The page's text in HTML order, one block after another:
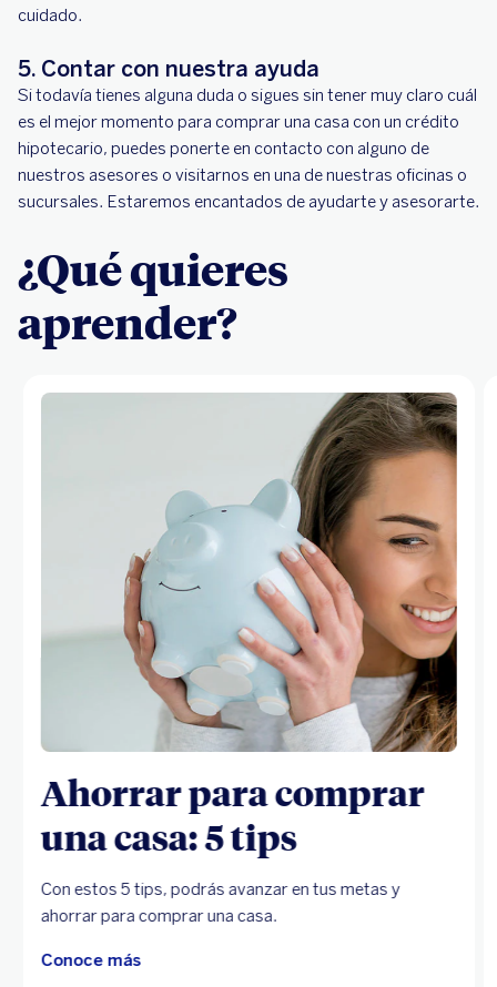
cuidado.
5. Contar con nuestra ayuda
Si todavía tienes alguna duda o sigues sin tener muy claro cuál
es el mejor momento para comprar una casa con un crédito
hipotecario, puedes ponerte en contacto con alguno de
nuestros asesores o visitarnos en una de nuestras oficinas o
sucursales. Estaremos encantados de ayudarte y asesorarte.
¿Qué quieres
aprender?
Ahorrar para comprar
una casa: 5 tips
Con estos 5 tips, podrás avanzar en tus metas y
ahorrar para comprar una casa.
Conoce más